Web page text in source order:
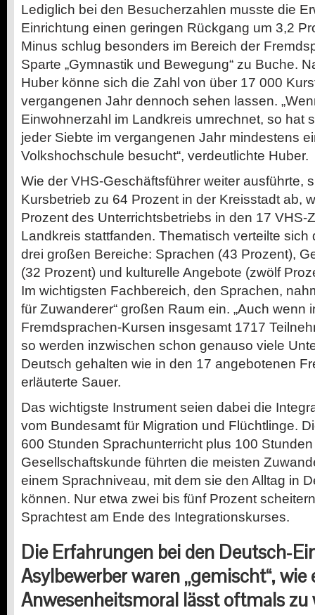
Lediglich bei den Besucherzahlen musste die
Einrichtung einen geringen Rückgang um 3,2
Minus schlug besonders im Bereich der
Sparte „Gymnastik und Bewegung“ zu Buche.
Huber könne sich die Zahl von über 17 000
vergangenen Jahr dennoch sehen lassen.
Einwohnerzahl im Landkreis umrechnet, so hat
jeder Siebte im vergangenen Jahr mindestens
Volkshochschule besucht“, verdeutlichte Huber.
Wie der VHS-Geschäftsführer weiter ausführte,
Kursbetrieb zu 64 Prozent in der Kreisstadt ab,
Prozent des Unterrichtsbetriebs in den 17 VHS-
Landkreis stattfanden. Thematisch verteilte sich
drei großen Bereiche: Sprachen (43 Prozent),
(32 Prozent) und kulturelle Angebote (zwölf
Im wichtigsten Fachbereich, den Sprachen,
für Zuwanderer“ großen Raum ein. „Auch wenn
Fremdsprachen-Kursen insgesamt 1717
so werden inzwischen schon genauso viele
Deutsch gehalten wie in den 17 angebotenen
erläuterte Sauer.
Das wichtigste Instrument seien dabei die
vom Bundesamt für Migration und Flüchtlinge.
600 Stunden Sprachunterricht plus 100
Gesellschaftskunde führten die meisten
einem Sprachniveau, mit dem sie den Alltag in
können. Nur etwa zwei bis fünf Prozent
Sprachtest am Ende des Integrationskurses.
Die Erfahrungen bei den Deutsch-
Asylbewerber waren „gemischt“, wie
Anwesenheitsmoral lässt oftmals